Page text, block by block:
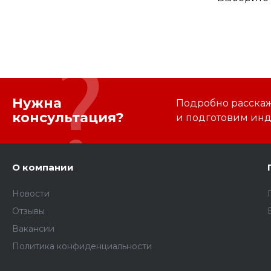
Нужна
консультация?
Подробно
и подготовим
О компании
Новости
Отзывы
Вакансии
Политика конфиденциальности